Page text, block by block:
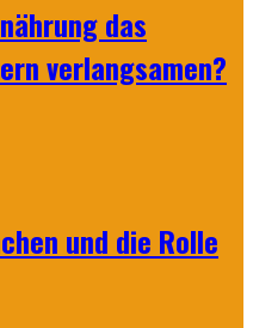
das
verlangsamen?
und die Rolle